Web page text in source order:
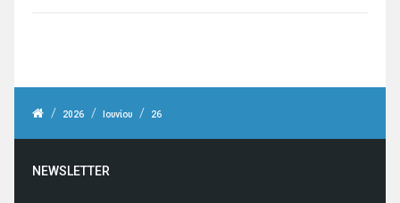
/ 2026 / Ιουνίου / 26
NEWSLETTER